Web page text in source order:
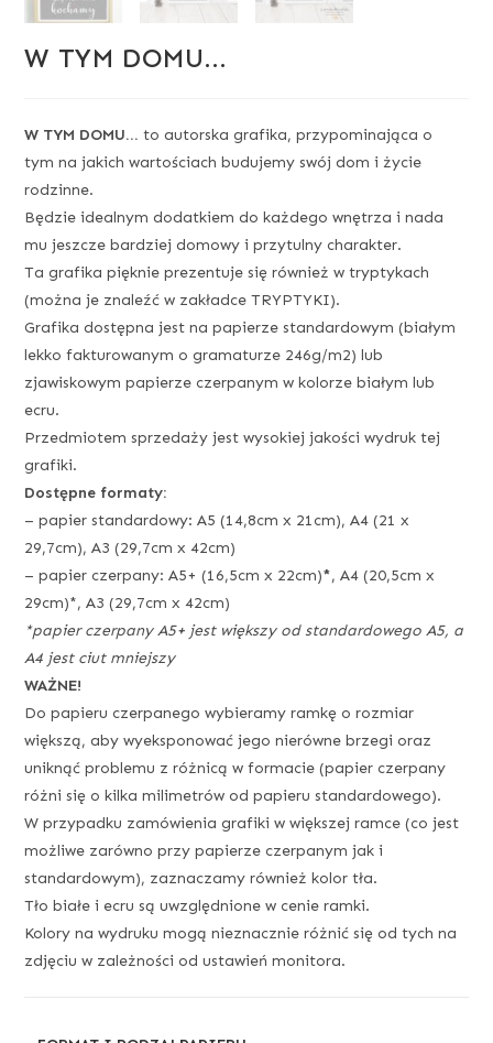
W TYM DOMU…
W TYM DOMU… to autorska grafika, przypominająca o
tym na jakich wartościach budujemy swój dom i życie
rodzinne.
Będzie idealnym dodatkiem do każdego wnętrza i nada
mu jeszcze bardziej domowy i przytulny charakter.
Ta grafika pięknie prezentuje się również w tryptykach
(można je znaleźć w zakładce TRYPTYKI).
Grafika dostępna jest na papierze standardowym (białym
lekko fakturowanym o gramaturze 246g/m2) lub
zjawiskowym papierze czerpanym w kolorze białym lub
ecru.
Przedmiotem sprzedaży jest wysokiej jakości wydruk tej
grafiki.
Dostępne formaty:
– papier standardowy: A5 (14,8cm x 21cm), A4 (21 x
29,7cm), A3 (29,7cm x 42cm)
– papier czerpany: A5+ (16,5cm x 22cm)*, A4 (20,5cm x
29cm)*, A3 (29,7cm x 42cm)
*papier czerpany A5+ jest większy od standardowego A5, a
A4 jest ciut mniejszy
WAŻNE!
Do papieru czerpanego wybieramy ramkę o rozmiar
większą, aby wyeksponować jego nierówne brzegi oraz
uniknąć problemu z różnicą w formacie (papier czerpany
różni się o kilka milimetrów od papieru standardowego).
W przypadku zamówienia grafiki w większej ramce (co jest
możliwe zarówno przy papierze czerpanym jak i
standardowym), zaznaczamy również kolor tła.
Tło białe i ecru są uwzględnione w cenie ramki.
Kolory na wydruku mogą nieznacznie różnić się od tych na
zdjęciu w zależności od ustawień monitora.